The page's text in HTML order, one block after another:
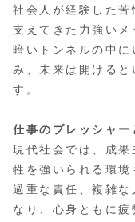
社会人が経験した
支えてきた力強い
暗いトンネルの中
み、未来は開けると
す。
仕事のプレッシャ
現代社会では、成
牲を強いられる環
過重な責任、複雑
なり、心身ともに